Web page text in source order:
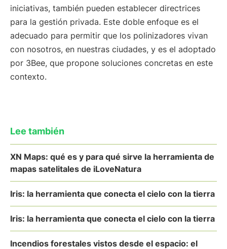
iniciativas, también pueden establecer directrices
para la gestión privada. Este doble enfoque es el
adecuado para permitir que los polinizadores vivan
con nosotros, en nuestras ciudades, y es el adoptado
por 3Bee, que propone soluciones concretas en este
contexto.
Lee también
XN Maps: qué es y para qué sirve la herramienta de
mapas satelitales de iLoveNatura
Iris: la herramienta que conecta el cielo con la tierra
Iris: la herramienta que conecta el cielo con la tierra
Incendios forestales vistos desde el espacio: el